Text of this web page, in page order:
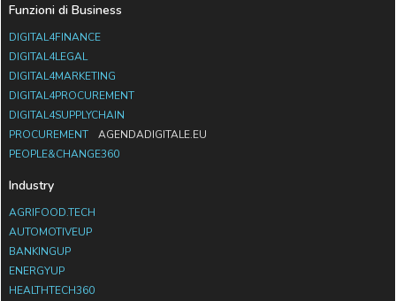
Funzioni di Business
DIGITAL4FINANCE
DIGITAL4LEGAL
DIGITAL4MARKETING
DIGITAL4PROCUREMENT
DIGITAL4SUPPLYCHAIN
PROCUREMENT
AGENDADIGITALE.EU
PEOPLE&CHANGE360
Industry
AGRIFOOD.TECH
AUTOMOTIVEUP
BANKINGUP
ENERGYUP
HEALTHTECH360